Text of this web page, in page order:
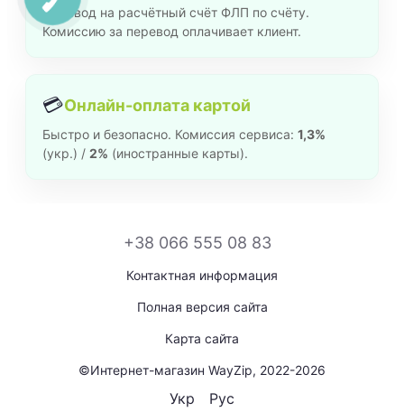
Перевод на расчётный счёт ФЛП по счёту.
Комиссию за перевод оплачивает клиент.
💳Онлайн-оплата картой
Быстро и безопасно. Комиссия сервиса: 1,3%
(укр.) / 2% (иностранные карты).
+38 066 555 08 83
Контактная информация
Полная версия сайта
Карта сайта
©Интернет-магазин WayZip, 2022-2026
Укр Рус